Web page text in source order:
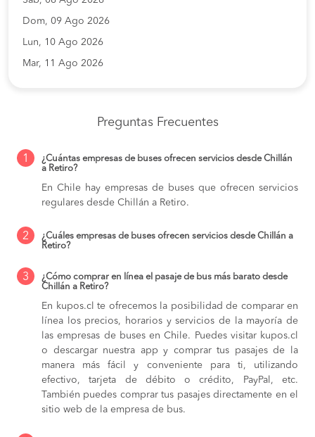
Dom, 09 Ago 2026
Lun, 10 Ago 2026
Mar, 11 Ago 2026
Preguntas Frecuentes
1
¿Cuántas empresas de buses ofrecen servicios desde Chillán
a Retiro?
En Chile hay empresas de buses que ofrecen servicios
regulares desde Chillán a Retiro.
2
¿Cuáles empresas de buses ofrecen servicios desde Chillán a
Retiro?
3
¿Cómo comprar en línea el pasaje de bus más barato desde
Chillán a Retiro?
En kupos.cl te ofrecemos la posibilidad de comparar en
línea los precios, horarios y servicios de la mayoría de
las empresas de buses en Chile. Puedes visitar kupos.cl
o descargar nuestra app y comprar tus pasajes de la
manera más fácil y conveniente para ti, utilizando
efectivo, tarjeta de débito o crédito, PayPal, etc.
También puedes comprar tus pasajes directamente en el
sitio web de la empresa de bus.